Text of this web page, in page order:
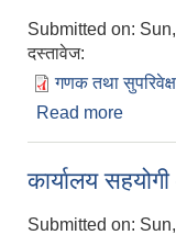
Submitted on:
दस्तावेज:
गणक तथा
Read more
कार्यालय
Submitted on: